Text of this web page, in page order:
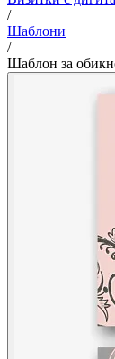
/
Шаблони
/
Шаблон за